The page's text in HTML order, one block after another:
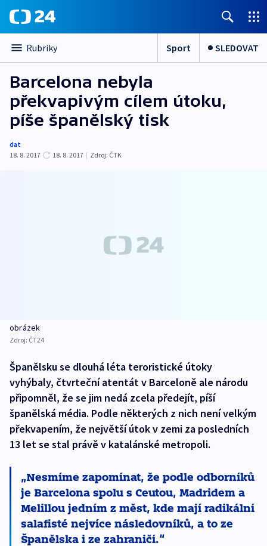
Rubriky Sport SLEDOVAT
Barcelona nebyla
překvapivým cílem útoku,
píše španělský tisk
dat
18. 8. 2017
18. 8. 2017 | Zdroj: ČTK
obrázek
Zdroj: ČT24
Španělsku se dlouhá léta teroristické útoky
vyhýbaly, čtvrteční atentát v Barceloně ale národu
připomněl, že se jim nedá zcela předejít, píší
španělská média. Podle některých z nich není velkým
překvapením, že největší útok v zemi za posledních
13 let se stal právě v katalánské metropoli.
Nesmíme zapomínat, že podle odborníků
je Barcelona spolu s Ceutou, Madridem a
Melillou jedním z měst, kde mají radikální
salafisté nejvíce následovníků, a to ze
Španělska i ze zahraničí.